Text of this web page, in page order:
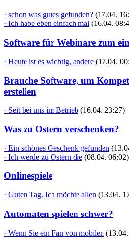
· schon was gutes gefunden? (17.04.
· Ich habe eben einfach mal (16.04.
Software für Webinare zum
· Heute ist es wichtig, andere (17.04.
Brauche Software, um
erstellen
· Seit bei uns im Betrieb (16.04. 23:27)
Was zu Ostern verschenken?
· Ein schönes Geschenk gefunden
· Ich werde zu Ostern die (08.04. 06:02)
Onlinespiele
· Guten Tag. Ich möchte allen (13.04.
Automaten spielen schwer?
· Wenn Sie ein Fan von mobilen